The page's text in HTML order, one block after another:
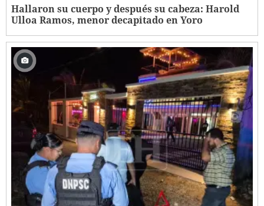
Hallaron su cuerpo y después su cabeza: Harold
Ulloa Ramos, menor decapitado en Yoro